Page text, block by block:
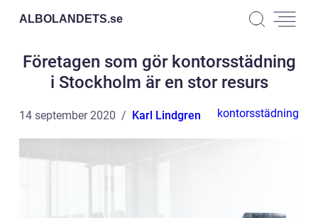
ALBOLANDETS.se
Företagen som gör kontorsstädning
i Stockholm är en stor resurs
14 september 2020 Karl Lindgren kontorsstädning